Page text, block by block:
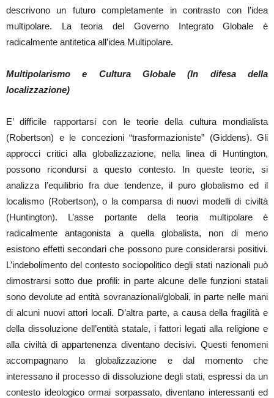
descrivono un futuro completamente in contrasto con l’idea
multipolare. La teoria del Governo Integrato Globale è
radicalmente antitetica all’idea Multipolare.
Multipolarismo e Cultura Globale (In difesa della
localizzazione)
E’ difficile rapportarsi con le teorie della cultura mondialista
(Robertson) e le concezioni “trasformazioniste” (Giddens). Gli
approcci critici alla globalizzazione, nella linea di Huntington,
possono ricondursi a questo contesto. In queste teorie, si
analizza l’equilibrio fra due tendenze, il puro globalismo ed il
localismo (Robertson), o la comparsa di nuovi modelli di civiltà
(Huntington). L’asse portante della teoria multipolare è
radicalmente antagonista a quella globalista, non di meno
esistono effetti secondari che possono pure considerarsi positivi.
L’indebolimento del contesto sociopolitico degli stati nazionali può
dimostrarsi sotto due profili: in parte alcune delle funzioni statali
sono devolute ad entità sovranazionali/globali, in parte nelle mani
di alcuni nuovi attori locali. D’altra parte, a causa della fragilità e
della dissoluzione dell’entità statale, i fattori legati alla religione e
alla civiltà di appartenenza diventano decisivi. Questi fenomeni
accompagnano la globalizzazione e dal momento che
interessano il processo di dissoluzione degli stati, espressi da un
contesto ideologico ormai sorpassato, diventano interessanti ed